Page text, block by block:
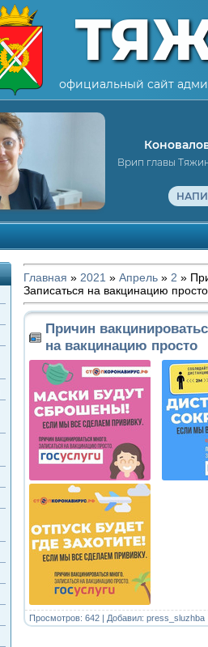
официальный сайт
Врип главы
Главная » 2021 » Апрель » 2 »
Записаться на вакцинацию просто
Причин
на вакцинацию просто
Просмотров: 642 | Добавил: press_sluzhba